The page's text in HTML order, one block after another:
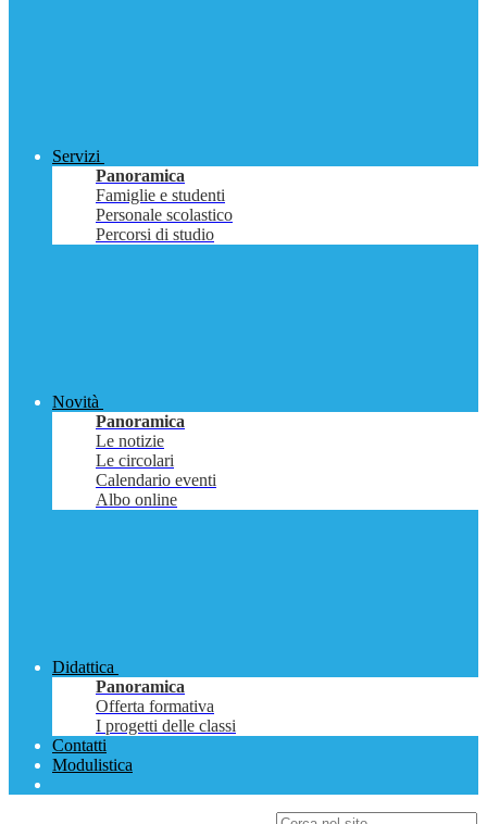
Servizi
Panoramica
Famiglie e studenti
Personale scolastico
Percorsi di studio
Novità
Panoramica
Le notizie
Le circolari
Calendario eventi
Albo online
Didattica
Panoramica
Offerta formativa
I progetti delle classi
Contatti
Modulistica